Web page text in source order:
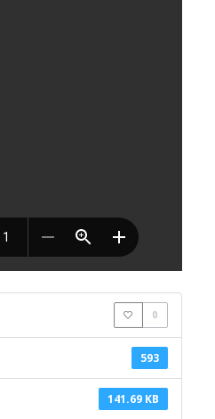
0
593
141.69 KB